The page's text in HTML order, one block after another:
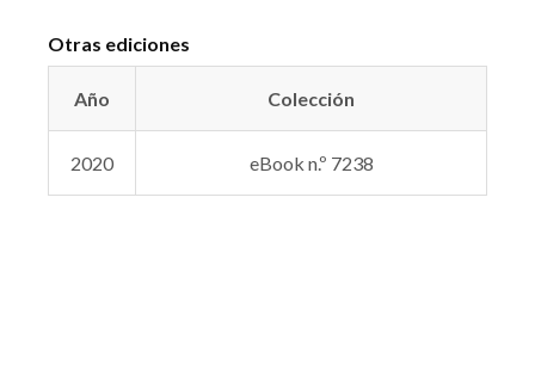
Otras ediciones
Año Colección
2020 eBook n.º 7238